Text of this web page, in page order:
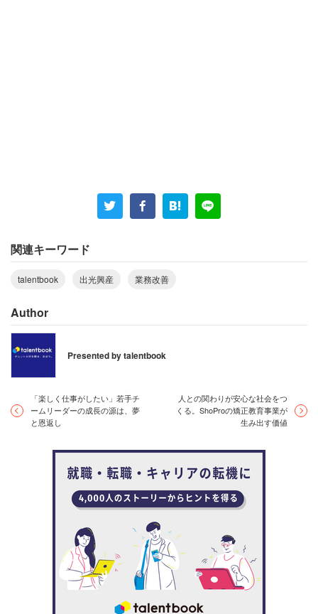
務外の社内外の動きや新規事業アイデア創出に充てていま
す。また、小さな子供が二人いるので、家事や育児に必要
満尾 「新規事業創出のためにも、九州支店だけでな
く全社の動きを見るよう意識しています。他部署が
何を考えてどういった動きをしているか確認するた
め、アンテナを高く張ることを心がけています」
業務改善の機運が高く、イベントやコミュニ
関連キーワード
talentbook 出光興産 業務改善
Author
Presented by talentbook
「楽しく仕事がしたい」若手チ
ームリーダーの成長の源は、夢
と恩返し
人との関わりが安心な社会をつ
くる。ShoProの矯正教育事業が
生み出す価値